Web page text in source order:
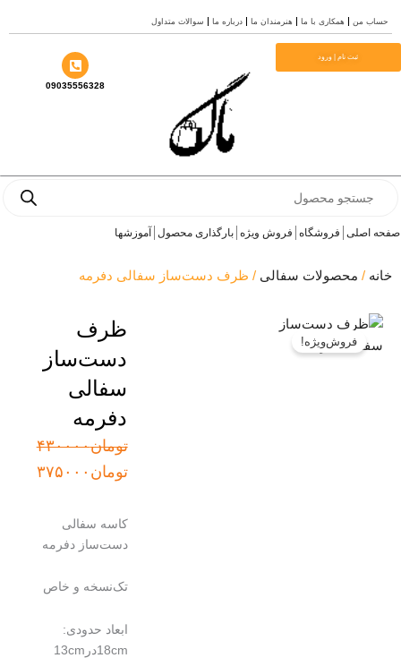
من همکاری با ما هنرمندان ما درباره ما سوالات متداول
ثبت نام | ورود
09035556328
اصلی فروشگاه فروش ویژه بارگذاری محصول آموزشها
/محصولات سفالی/ ظرف دست‌ساز سفالی دفرمه
فروش‌ویژه!
ظرف
دست‌ساز
سفالی
دفرمه
تومان۴۳۰۰۰۰قیمت
اصلی:
تومان۳۷۵۰۰۰
قیمت
فعلی:
کاسه سفالی
دست‌ساز دفرمه
تک‌نسخه و خاص
ابعاد حدودی:
18cmدر13cm